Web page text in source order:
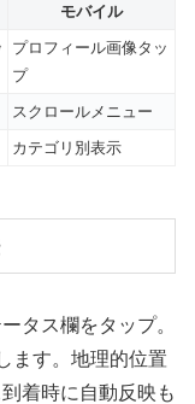
モバイル
プロフィール画像タッ
プ
スクロールメニュー
カテゴリ別表示
タス欄をタップ。
ます。地理的位置
着時に自動反映も